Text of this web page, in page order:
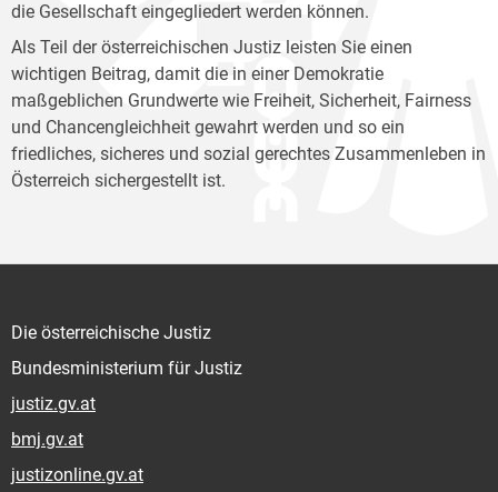
die Gesellschaft eingegliedert werden können.
Als Teil der österreichischen Justiz leisten Sie einen
wichtigen Beitrag, damit die in einer Demokratie
maßgeblichen Grundwerte wie Freiheit, Sicherheit, Fairness
und Chancengleichheit gewahrt werden und so ein
friedliches, sicheres und sozial gerechtes Zusammenleben in
Österreich sichergestellt ist.
Die österreichische Justiz
Bundesministerium für Justiz
justiz.gv.at
bmj.gv.at
justizonline.gv.at